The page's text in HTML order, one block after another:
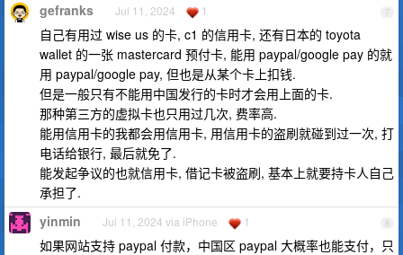
7
gefranks Jul 11, 2024 1
自己有用过 wise us 的卡, c1 的信用卡, 还有日本的 toyota
wallet 的一张 mastercard 预付卡, 能用 paypal/google pay 的就
用 paypal/google pay, 但也是从某个卡上扣钱.
但是一般只有不能用中国发行的卡时才会用上面的卡.
那种第三方的虚拟卡也只用过几次, 费率高.
能用信用卡的我都会用信用卡, 用信用卡的盗刷就碰到过一次, 打
电话给银行, 最后就免了.
能发起争议的也就信用卡, 借记卡被盗刷, 基本上就要持卡人自己
承担了.
8
yinmin Jul 11, 2024 via iPhone 1
如果网站支持 paypal 付款，中国区 paypal 大概率也能支付，只